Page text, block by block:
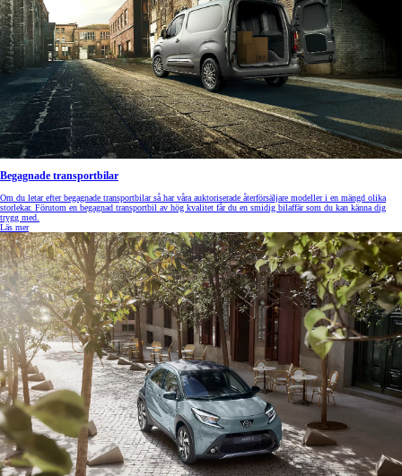
Begagnade transportbilar
Om du letar efter begagnade transportbilar så har våra auktoriserade återförsäljare modeller i en mängd olika
storlekar. Förutom en begagnad transportbil av hög kvalitet får du en smidig bilaffär som du kan känna dig
trygg med.
Läs mer